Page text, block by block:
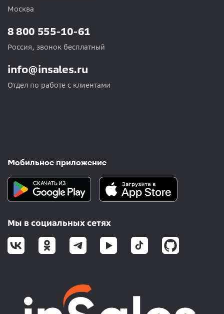
Москва
info@insales.ru
Отдел по работе с клиентами
8 800 555-10-61
Россия, звонок бесплатный
Мобильное приложение
Мы в социальных сетях